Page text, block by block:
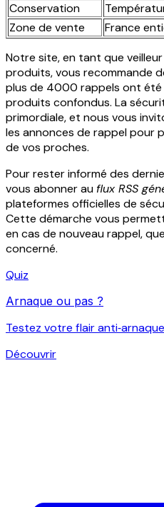
Conservation
Zone de vente
France
Notre site, en tant que
produits, vous recommande
plus de 4000 rappels ont été
produits confondus. La
primordiale, et nous vous
les annonces de rappel pour
de vos proches.
Pour rester informé des
vous abonner au flux RSS
plateformes officielles de
Cette démarche vous
en cas de nouveau rappel,
concerné.
Quiz
Arnaque ou pas ?
Testez votre flair
Découvrir